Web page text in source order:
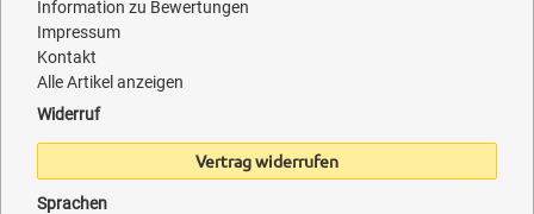
Information zu Bewertungen
Impressum
Kontakt
Alle Artikel anzeigen
Widerruf
Vertrag widerrufen
Sprachen